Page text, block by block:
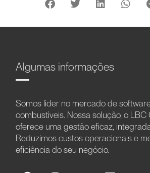
Algumas informações
Somos líder no mercado de
combustíveis. Nossa solução, o LBC
oferece uma gestão eficaz,
Reduzimos custos operacionais e
eficiência do seu negócio.